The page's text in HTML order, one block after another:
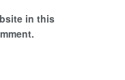
in this